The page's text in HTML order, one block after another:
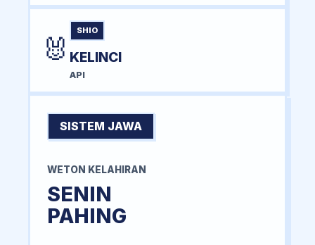
🐰
SHIO
KELINCI
API
SISTEM JAWA
WETON KELAHIRAN
SENIN
PAHING